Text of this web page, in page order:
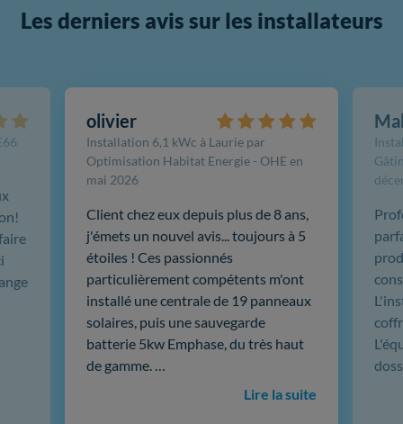
Les derniers avis sur les installateurs
olivier
Installation 6,1 kWc à Laurie par
Optimisation Habitat Energie - OHE en
mai 2026
Client chez eux depuis plus de 8 ans,
j'émets un nouvel avis... toujours à 5
étoiles ! Ces passionnés
particulièrement compétents m'ont
installé une centrale de 19 panneaux
solaires, puis une sauvegarde
batterie 5kw Emphase, du très haut
de gamme. …
Lire la suite